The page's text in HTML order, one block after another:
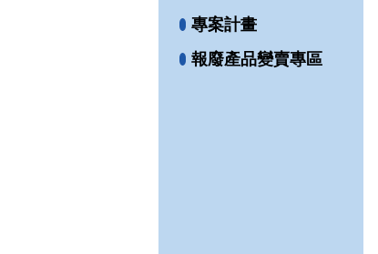
專案計畫
報廢產品變賣專區